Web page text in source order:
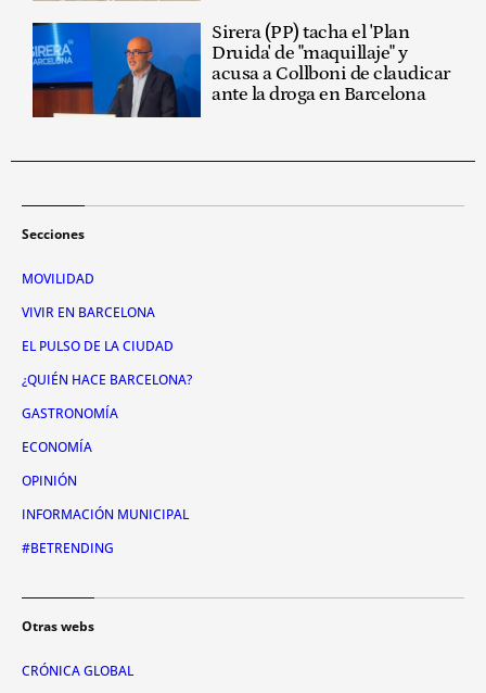
Sirera (PP) tacha el 'Plan
Druida' de "maquillaje" y
acusa a Collboni de claudicar
ante la droga en Barcelona
Secciones
MOVILIDAD
VIVIR EN BARCELONA
EL PULSO DE LA CIUDAD
¿QUIÉN HACE BARCELONA?
GASTRONOMÍA
ECONOMÍA
OPINIÓN
INFORMACIÓN MUNICIPAL
#BETRENDING
Otras webs
CRÓNICA GLOBAL